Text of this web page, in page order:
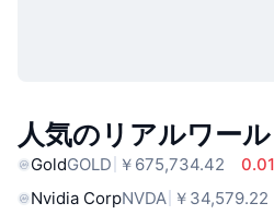
人気のリアルワー
GoldGOLD ￥675,734.42
Nvidia CorpNVDA ￥34,579.22